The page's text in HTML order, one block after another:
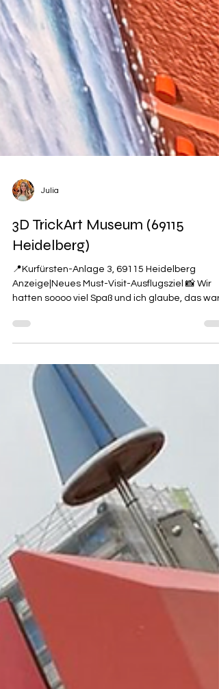
3D TrickArt Museum (69115
Heidelberg)
📍Kurfürsten-Anlage 3, 69115 Heidelberg
Anzeige|Neues Must-Visit-Ausflugsziel 📸 Wir
Geniale: Die Fotowelten bleiben nicht immer
oder Weihnachten werden immer wieder neue
Motive aufgebaut. Es lohnt sich also, mehrfach
vorbeizuschauen. 🎃🎄 Benicio hatte mit
Jahren wirklich das perfekte Alter dafür. Er war
mit voller Begeisterung dab